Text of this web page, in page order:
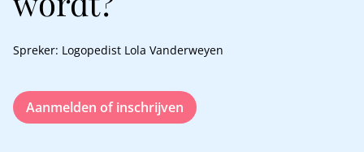
Spreker: Logopedist Lola Vanderweyen
Aanmelden of inschrijven